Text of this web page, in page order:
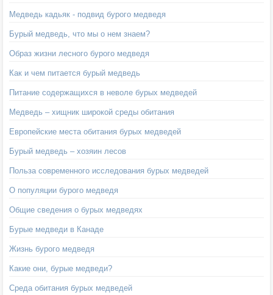
Медведь кадьяк - подвид бурого медведя
Бурый медведь, что мы о нем знаем?
Образ жизни лесного бурого медведя
Как и чем питается бурый медведь
Питание содержащихся в неволе бурых медведей
Медведь – хищник широкой среды обитания
Европейские места обитания бурых медведей
Бурый медведь – хозяин лесов
Польза современного исследования бурых медведей
О популяции бурого медведя
Общие сведения о бурых медведях
Бурые медведи в Канаде
Жизнь бурого медведя
Какие они, бурые медведи?
Среда обитания бурых медведей